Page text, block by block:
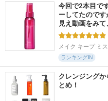
今回で2本目で
ーしてたので
見え動画をみ
メイク キープ ミ
ランキングIN
クレンジング
とめ！